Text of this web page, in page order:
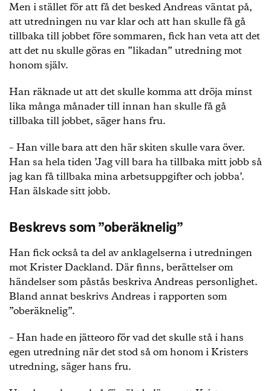
Men i stället för att få det besked Andreas väntat på,
att utredningen nu var klar och att han skulle få gå
tillbaka till jobbet före sommaren, fick han veta att det
att det nu skulle göras en ”likadan” utredning mot
honom själv.
Han räknade ut att det skulle komma att dröja minst
lika många månader till innan han skulle få gå
tillbaka till jobbet, säger hans fru.
– Han ville bara att den här skiten skulle vara över.
Han sa hela tiden ’Jag vill bara ha tillbaka mitt jobb så
jag kan få tillbaka mina arbetsuppgifter och jobba’.
Han älskade sitt jobb.
Beskrevs som ”oberäknelig”
Han fick också ta del av anklagelserna i utredningen
mot Krister Dackland. Där finns, berättelser om
händelser som påstås beskriva Andreas personlighet.
Bland annat beskrivs Andreas i rapporten som
”oberäknelig”.
– Han hade en jätteoro för vad det skulle stå i hans
egen utredning när det stod så om honom i Kristers
utredning, säger hans fru.